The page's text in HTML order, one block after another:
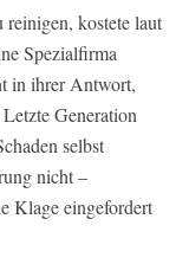
reinigen, kostete laut
Spezialfirma
in ihrer Antwort,
Generation
selbst
nicht –
Klage eingefordert